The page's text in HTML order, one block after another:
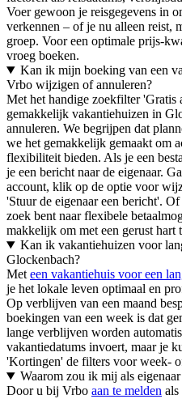
Voer gewoon je reisgegevens in
verkennen – of je nu alleen reist,
groep. Voor een optimale prijs-
vroeg boeken.
Kan ik mijn boeking van een
Vrbo wijzigen of annuleren?
Met het handige zoekfilter
gemakkelijk vakantiehuizen in
annuleren. We begrijpen dat
we het gemakkelijk gemaakt om
flexibiliteit bieden. Als je een
je een bericht naar de eigenaar.
account, klik op de optie voor
'Stuur de eigenaar een bericht'.
zoek bent naar flexibele
makkelijk om met een gerust hart
Kan ik vakantiehuizen voor
Glockenbach?
Met een vakantiehuis voor een
je het lokale leven optimaal en
Op verblijven van een maand
boekingen van een week is dat
lange verblijven worden
vakantiedatums invoert, maar je
'Kortingen' de filters voor week-
Waarom zou ik mij als
Door u bij Vrbo aan te melden als